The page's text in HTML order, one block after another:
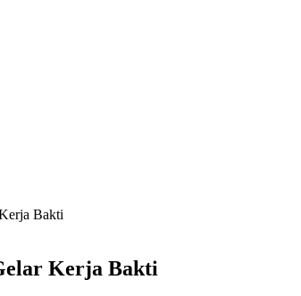
Bakti
Kerja Bakti